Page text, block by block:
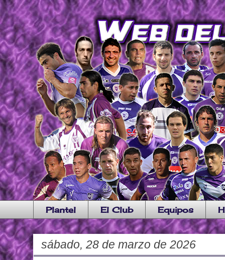
Plantel El Club Equipos
sábado, 28 de marzo de 2026